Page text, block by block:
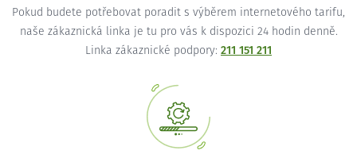
Pokud budete potřebovat poradit s výběrem internetového tarifu,
naše zákaznická linka je tu pro vás k dispozici 24 hodin denně.
Linka zákaznické podpory: 211 151 211